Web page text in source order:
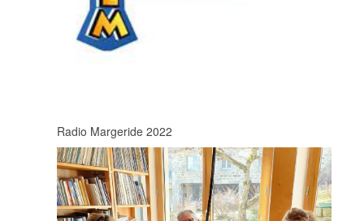
Radio Margeride 2022